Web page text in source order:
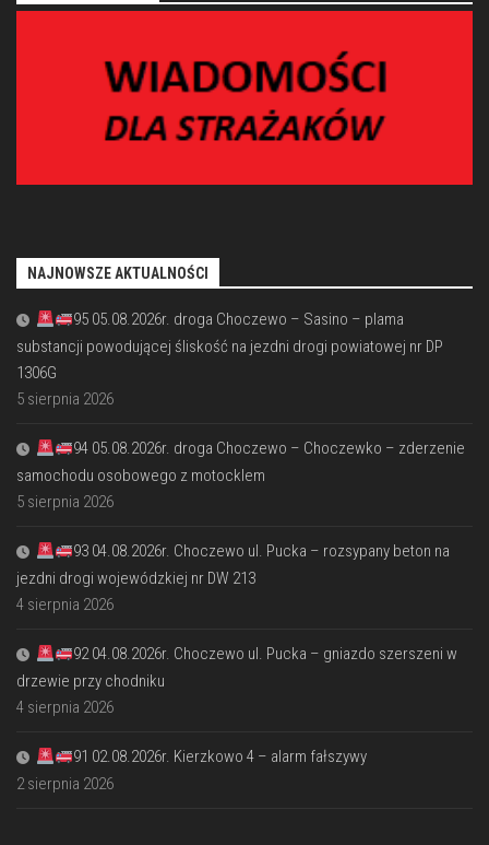
NAJNOWSZE AKTUALNOŚCI
95 05.08.2026r. droga Choczewo – Sasino – plama
substancji powodującej śliskość na jezdni drogi powiatowej nr DP
1306G
5 sierpnia 2026
94 05.08.2026r. droga Choczewo – Choczewko – zderzenie
samochodu osobowego z motocklem
5 sierpnia 2026
93 04.08.2026r. Choczewo ul. Pucka – rozsypany beton na
jezdni drogi wojewódzkiej nr DW 213
4 sierpnia 2026
92 04.08.2026r. Choczewo ul. Pucka – gniazdo szerszeni w
drzewie przy chodniku
4 sierpnia 2026
91 02.08.2026r. Kierzkowo 4 – alarm fałszywy
2 sierpnia 2026